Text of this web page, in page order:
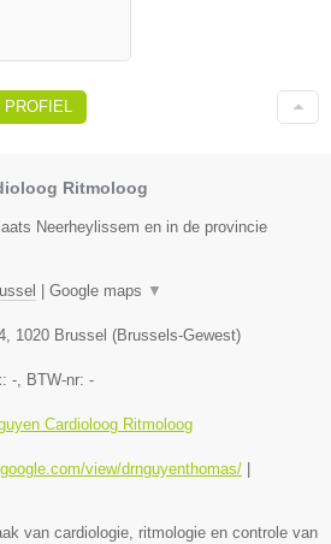
Ritmoloog
Neerheylissem en in de provincie
| Google maps ▼
1020 Brussel (Brussels-Gewest)
- , BTW-nr: -
Cardioloog Ritmoloog
view/drnguyenthomas/ |
van cardiologie, ritmologie en controle van